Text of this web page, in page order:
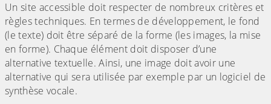
Un site accessible doit respecter de nombreux critères et
règles techniques. En termes de développement, le fond
(le texte) doit être séparé de la forme (les images, la mise
en forme). Chaque élément doit disposer d’une
alternative textuelle. Ainsi, une image doit avoir une
alternative qui sera utilisée par exemple par un logiciel de
synthèse vocale.